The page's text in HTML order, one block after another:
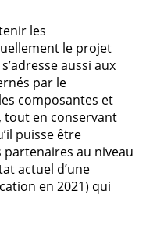
les
le projet
aussi aux
par le
composantes et
tout en conservant
puisse être
partenaires au niveau
actuel d’une
en 2021) qui